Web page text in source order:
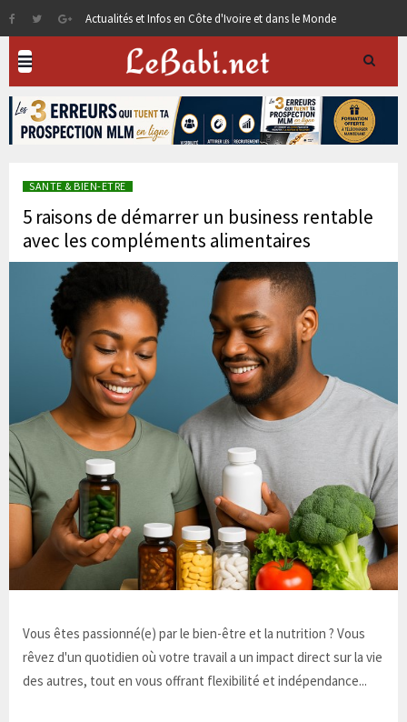
Actualités et Infos en Côte d'Ivoire et dans le Monde
SANTE & BIEN-ETRE
5 raisons de démarrer un business rentable
avec les compléments alimentaires
Vous êtes passionné(e) par le bien-être et la nutrition ? Vous
rêvez d'un quotidien où votre travail a un impact direct sur la vie
des autres, tout en vous offrant flexibilité et indépendance...